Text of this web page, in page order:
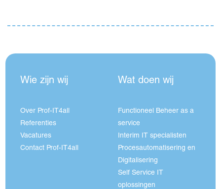
Wie zijn wij
Over Prof-IT4all
Referenties
Vacatures
Contact Prof-IT4all
Wat doen wij
Functioneel Beheer as a
service
Interim IT specialisten
Procesautomatisering en
Digitalisering
Self Service IT
oplossingen